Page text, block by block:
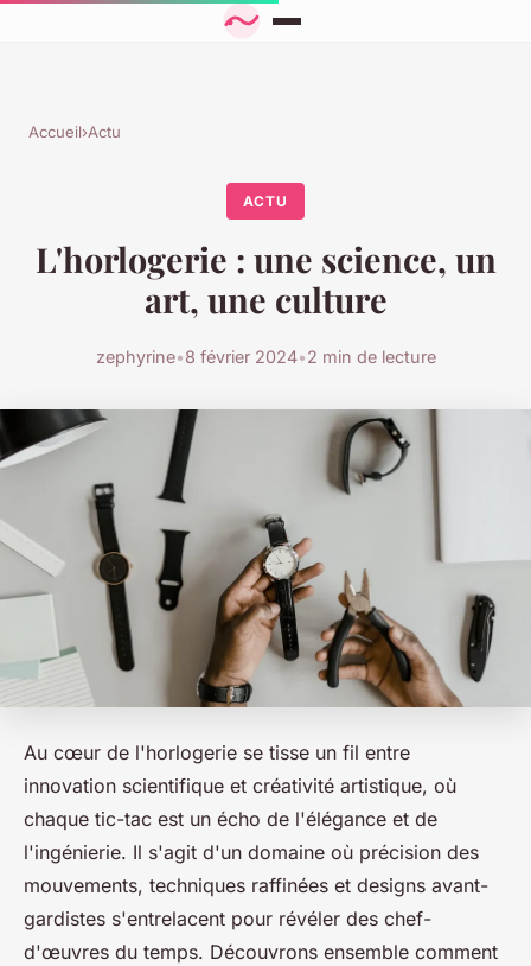
Accueil›Actu
ACTU
L'horlogerie : une science, un
art, une culture
zephyrine•8 février 2024•2 min de lecture
Au cœur de l'horlogerie se tisse un fil entre
innovation scientifique et créativité artistique, où
chaque tic-tac est un écho de l'élégance et de
l'ingénierie. Il s'agit d'un domaine où précision des
mouvements, techniques raffinées et designs avant-
gardistes s'entrelacent pour révéler des chef-
d'œuvres du temps. Découvrons ensemble comment